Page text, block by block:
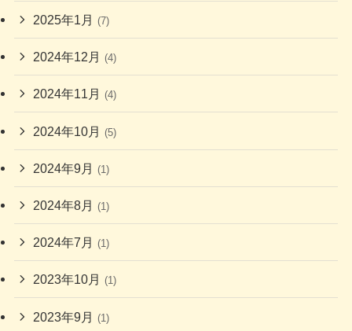
2025年1月 (7)
2024年12月 (4)
2024年11月 (4)
2024年10月 (5)
2024年9月 (1)
2024年8月 (1)
2024年7月 (1)
2023年10月 (1)
2023年9月 (1)